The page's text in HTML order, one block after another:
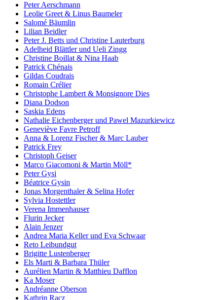
Peter Aerschmann
Leolie Greet & Linus Baumeler
Salomé Bäumlin
Lilian Beidler
Peter J. Betts und Christine Lauterburg
Adelheid Blättler und Ueli Zingg
Christine Boillat & Nina Haab
Patrick Chénais
Gildas Coudrais
Romain Crélier
Christophe Lambert & Monsignore Dies
Diana Dodson
Saskia Edens
Nathalie Eichenberger und Pawel Mazurkiewicz
Geneviève Favre Petroff
Anna & Lorenz Fischer & Marc Lauber
Patrick Frey
Christoph Geiser
Marco Giacomoni & Martin Möll*
Peter Gysi
Béatrice Gysin
Jonas Morgenthaler & Selina Hofer
Sylvia Hostettler
Verena Immenhauser
Flurin Jecker
Alain Jenzer
Andrea Maria Keller und Eva Schwaar
Reto Leibundgut
Brigitte Lustenberger
Els Marti & Barbara Thüler
Aurélien Martin & Matthieu Dafflon
Ka Moser
Andréanne Oberson
Kathrin Racz